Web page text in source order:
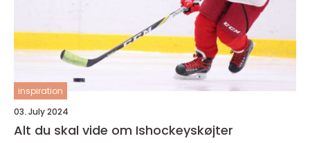
inspiration
03. July 2024
Alt du skal vide om Ishockeyskøjter